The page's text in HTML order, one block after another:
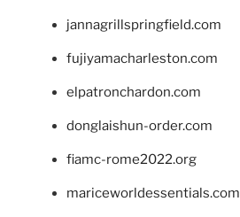
jannagrillspringfield.com
fujiyamacharleston.com
elpatronchardon.com
donglaishun-order.com
fiamc-rome2022.org
mariceworldessentials.com